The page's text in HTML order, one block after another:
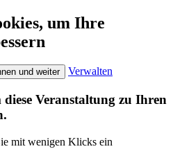
um Ihre
und weiter Verwalten
Veranstaltung zu Ihren
mit wenigen Klicks ein